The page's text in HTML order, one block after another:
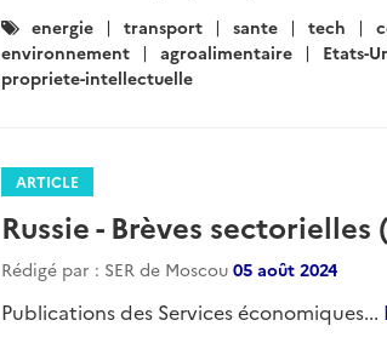
Catégories
:
energie transport sante tech
environnement
agroalimentaire Etats-
propriete-intellectuelle
ARTICLE
Russie - Brèves
Rédigé par : SER de Moscou 05 août 2024
Publications des Services économiques...